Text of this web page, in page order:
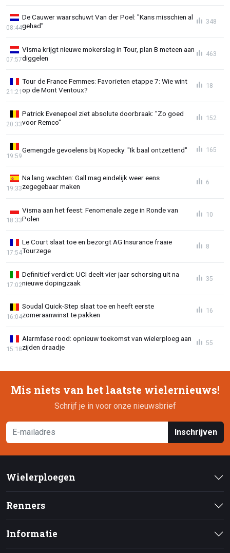
De Cauwer waarschuwt Van der Poel: "Kans misschien al
gehad"
08:44
348
Visma krijgt nieuwe mokerslag in Tour, plan B meteen aan
diggelen
07:57
463
Tour de France Femmes: Favorieten etappe 7: Wie wint
op de Mont Ventoux?
21:21
18
Patrick Evenepoel ziet absolute doorbraak: "Zo goed
voor Remco"
20:33
152
Gemengde gevoelens bij Kopecky: "Ik baal ontzettend"
19:59
165
Na lang wachten: Gall mag eindelijk weer eens
zegegebaar maken
19:33
6
Visma aan het feest: Fenomenale zege in Ronde van
Polen
18:33
10
Le Court slaat toe en bezorgt AG Insurance fraaie
Tourzege
17:54
8
Definitief verdict: UCI deelt vier jaar schorsing uit na
nieuwe dopingzaak
17:02
35
Soudal Quick-Step slaat toe en heeft eerste
zomeraanwinst te pakken
16:04
16
Alarmfase rood: opnieuw toekomst van wielerploeg aan
zijden draadje
15:18
55
Mis niets van het laatste wielernieuws!
Schrijf je in voor onze nieuwsbrief
Inschrijven
Wielerploegen
Renners
Informatie